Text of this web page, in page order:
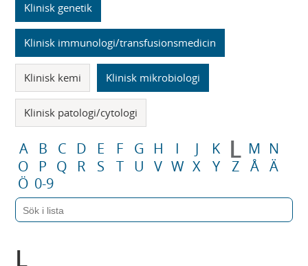
Klinisk genetik
Klinisk immunologi/transfusionsmedicin
Klinisk kemi Klinisk mikrobiologi
Klinisk patologi/cytologi
A B C D E F G H I J K L M N
O
P Q R S T U V W X Y Z Å Ä
Ö 0-9
L